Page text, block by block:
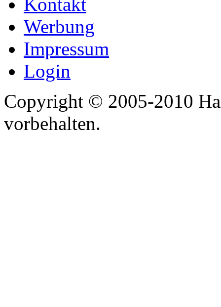
Kontakt
Werbung
Impressum
Login
Copyright © 2005-2010
vorbehalten.